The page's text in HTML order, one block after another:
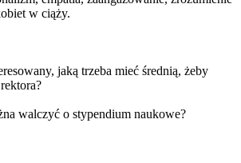
w ciąży.
jaką trzeba mieć średnią, żeby
walczyć o stypendium naukowe?